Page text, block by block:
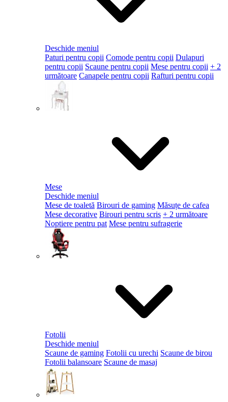
Deschide meniul
Paturi pentru copii Comode pentru copii Dulapuri
pentru copii Scaune pentru copii Mese pentru copii + 2
următoare Canapele pentru copii Rafturi pentru copii
Mese
Deschide meniul
Mese de toaletă Birouri de gaming Măsuțe de cafea
Mese decorative Birouri pentru scris + 2 următoare
Noptiere pentru pat Mese pentru sufragerie
Fotolii
Deschide meniul
Scaune de gaming Fotolii cu urechi Scaune de birou
Fotolii balansoare Scaune de masaj